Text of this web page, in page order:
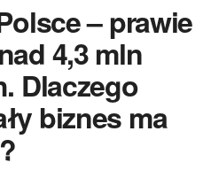
– prawie
4,3 mln
Dlaczego
biznes ma